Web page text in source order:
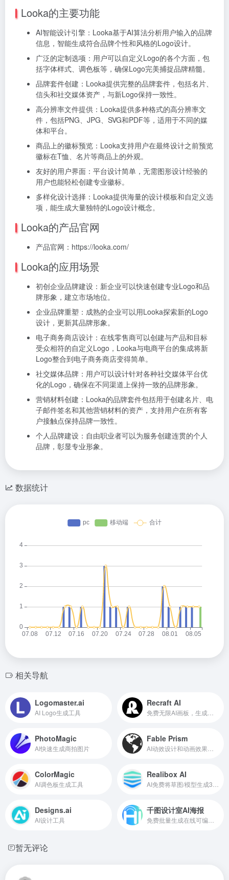
Looka的主要功能
AI智能设计引擎：Looka基于AI算法分析用户输入的品牌
信息，智能生成符合品牌个性和风格的Logo设计。
广泛的定制选项：用户可以自定义Logo的各个方面，包
括字体样式、调色板等，确保Logo完美捕捉品牌精髓。
品牌套件创建：Looka提供完整的品牌套件，包括名片、
信头和社交媒体资产，与新Logo保持一致性。
高分辨率文件提供：Looka提供多种格式的高分辨率文
件，包括PNG、JPG、SVG和PDF等，适用于不同的媒
体和平台。
商品上的徽标预览：Looka支持用户在最终设计之前预览
徽标在T恤、名片等商品上的外观。
友好的用户界面：平台设计简单，无需图形设计经验的
用户也能轻松创建专业徽标。
多样化设计选择：Looka提供海量的设计模板和自定义选
项，能生成大量独特的Logo设计概念。
Looka的产品官网
产品官网：https://looka.com/
Looka的应用场景
初创企业品牌建设：新企业可以快速创建专业Logo和品
牌形象，建立市场地位。
企业品牌重塑：成熟的企业可以用Looka探索新的Logo
设计，更新其品牌形象。
电子商务商店设计：在线零售商可以创建与产品和目标
受众相符的自定义Logo，Looka与电商平台的集成将新
Logo整合到电子商务商店变得简单。
社交媒体品牌：用户可以设计针对各种社交媒体平台优
化的Logo，确保在不同渠道上保持一致的品牌形象。
营销材料创建：Looka的品牌套件包括用于创建名片、电
子邮件签名和其他营销材料的资产，支持用户在所有客
户接触点保持品牌一致性。
个人品牌建设：自由职业者可以为服务创建连贯的个人
品牌，彰显专业形象。
数据统计
相关导航
Logomaster.ai
AI Logo生成工具
Recraft AI
PhotoMagic
AI快速生成商拍图片
Fable Prism
ColorMagic
AI调色板生成工具
Realibox AI
Designs.ai
AI设计工具
千图设计室AI海报
暂无评论